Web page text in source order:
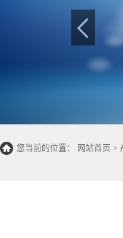
您当前的位置： 网站首页 >